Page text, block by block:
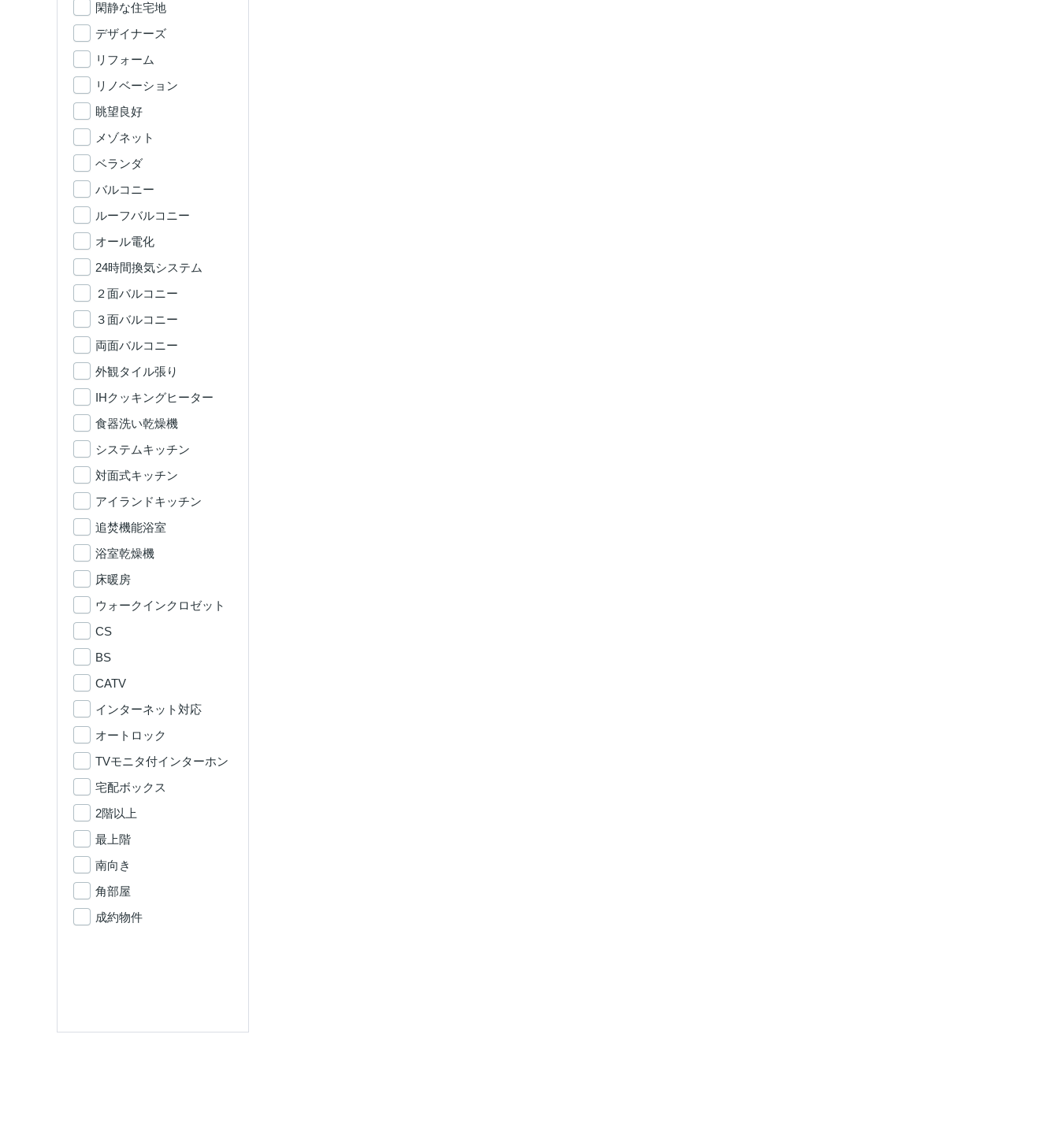
閑静な住宅地
デザイナーズ
リフォーム
リノベーション
眺望良好
メゾネット
ベランダ
バルコニー
ルーフバルコニー
オール電化
24時間換気システム
２面バルコニー
３面バルコニー
両面バルコニー
外観タイル張り
IHクッキングヒーター
食器洗い乾燥機
システムキッチン
対面式キッチン
アイランドキッチン
追焚機能浴室
浴室乾燥機
床暖房
ウォークインクロゼット
CS
BS
CATV
インターネット対応
オートロック
TVモニタ付インターホン
宅配ボックス
2階以上
最上階
南向き
角部屋
成約物件